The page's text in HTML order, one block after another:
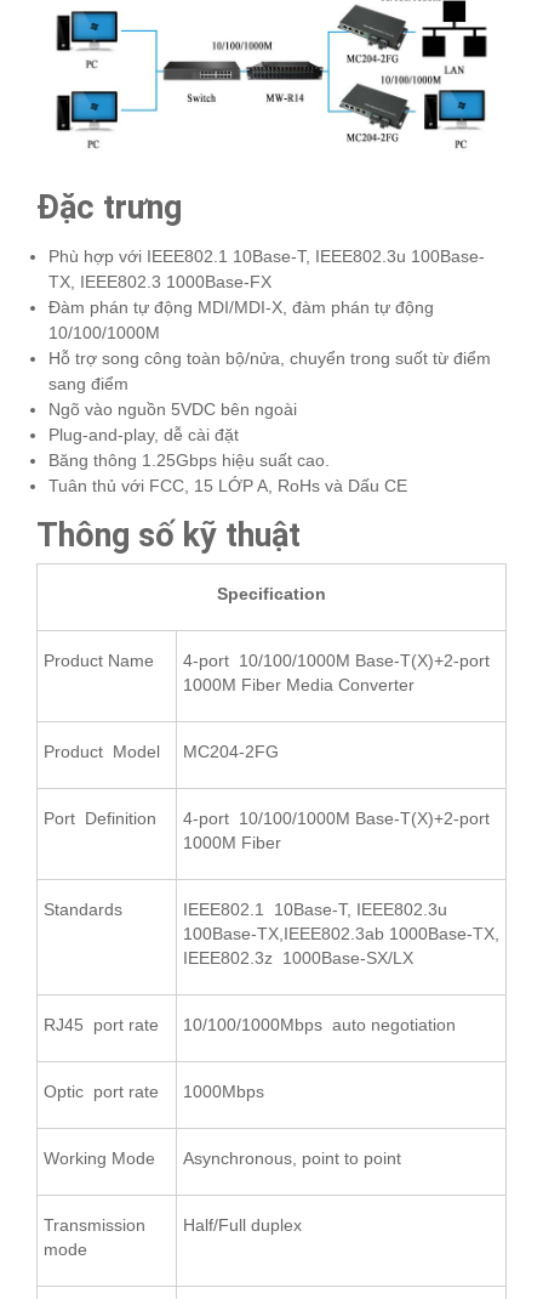
Đặc trưng
Phù hợp với IEEE802.1 10Base-T, IEEE802.3u 100Base-
TX, IEEE802.3 1000Base-FX
Đàm phán tự động MDI/MDI-X, đàm phán tự động
10/100/1000M
Hỗ trợ song công toàn bộ/nửa, chuyển trong suốt từ điểm
sang điểm
Ngõ vào nguồn 5VDC bên ngoài
Plug-and-play, dễ cài đặt
Băng thông 1.25Gbps hiệu suất cao.
Tuân thủ với FCC, 15 LỚP A, RoHs và Dấu CE
Thông số kỹ thuật
Specification
Product Name
4-port 10/100/1000M Base-T(X)+2-port
1000M Fiber Media Converter
Product Model MC204-2FG
Port Definition
4-port 10/100/1000M Base-T(X)+2-port
1000M Fiber
Standards
IEEE802.1 10Base-T, IEEE802.3u
100Base-TX,IEEE802.3ab 1000Base-TX,
IEEE802.3z 1000Base-SX/LX
RJ45 port rate 10/100/1000Mbps auto negotiation
Optic port rate 1000Mbps
Working Mode Asynchronous, point to point
Transmission
mode
Half/Full duplex